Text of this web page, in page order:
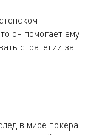
он помогает ему
стратегии за
в мире покера